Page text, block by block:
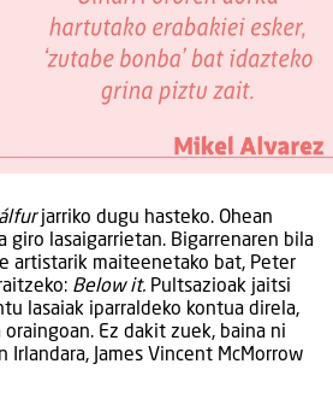
jarriko dugu hasteko. Ohean
lasaigarrietan. Bigarrenaren bila
artistarik maiteenetako bat, Peter
Below it. Pultsazioak jaitsi
lasaiak iparraldeko kontua direla,
Ez dakit zuek, baina ni
James Vincent McMorrow